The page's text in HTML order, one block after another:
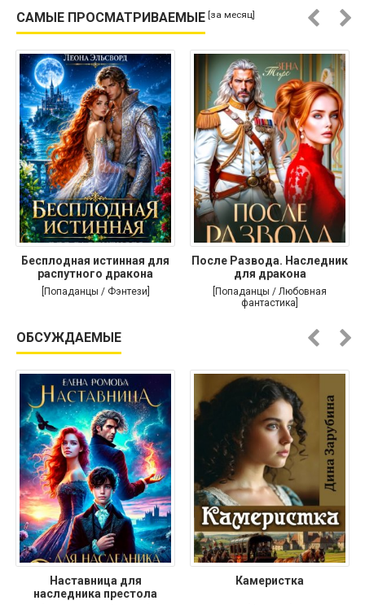
САМЫЕ ПРОСМАТРИВАЕМЫЕ [за месяц]
Бесплодная истинная для
распутного дракона
[Попаданцы / Фэнтези]
После Развода. Наследник
для дракона
[Попаданцы / Любовная
фантастика]
ОБСУЖДАЕМЫЕ
Наставница для
наследника престола
Камеристка